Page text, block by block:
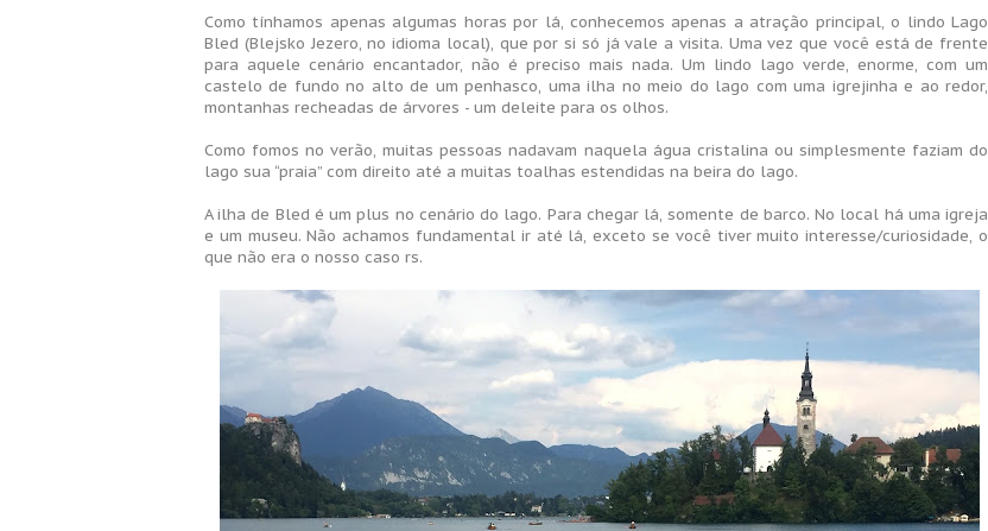
Como tínhamos apenas algumas horas por lá, conhecemos apenas a atração principal, o lindo Lago
Bled (Blejsko Jezero, no idioma local), que por si só já vale a visita. Uma vez que você está de frente
para aquele cenário encantador, não é preciso mais nada. Um lindo lago verde, enorme, com um
castelo de fundo no alto de um penhasco, uma ilha no meio do lago com uma igrejinha e ao redor,
montanhas recheadas de árvores - um deleite para os olhos.
Como fomos no verão, muitas pessoas nadavam naquela água cristalina ou simplesmente faziam do
lago sua “praia” com direito até a muitas toalhas estendidas na beira do lago.
A ilha de Bled é um plus no cenário do lago. Para chegar lá, somente de barco. No local há uma igreja
e um museu. Não achamos fundamental ir até lá, exceto se você tiver muito interesse/curiosidade, o
que não era o nosso caso rs.